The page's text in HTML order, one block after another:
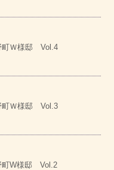
町Ｗ様邸 Vol.4
町Ｗ様邸 Vol.3
町W様邸 Vol.2